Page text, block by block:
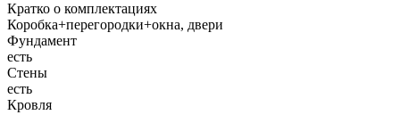
Кратко о комплектациях
Коробка+перегородки+окна, двери
Фундамент
есть
Стены
есть
Кровля